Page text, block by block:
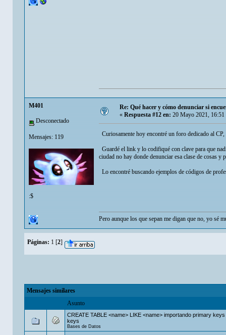
M401
Desconectado
Mensajes: 119
:$
Re: Qué hacer y cómo denunciar si
«Respuesta #12 en:20 Mayo 2021, 16:51
Curiosamente hoy encontré un foro dedicado al
Guardé el link y lo codifiqué con clave para que
ciudad no hay donde denunciar esa clase de cosas
Lo encontré buscando ejemplos de códigos de
Pero aunque los que sepan me digan que no, yo sé
Páginas: 1 [2]
Mensajes similares
Asunto
CREATE TABLE <name> LIKE <name> importando primary
keys
Bases de Datos